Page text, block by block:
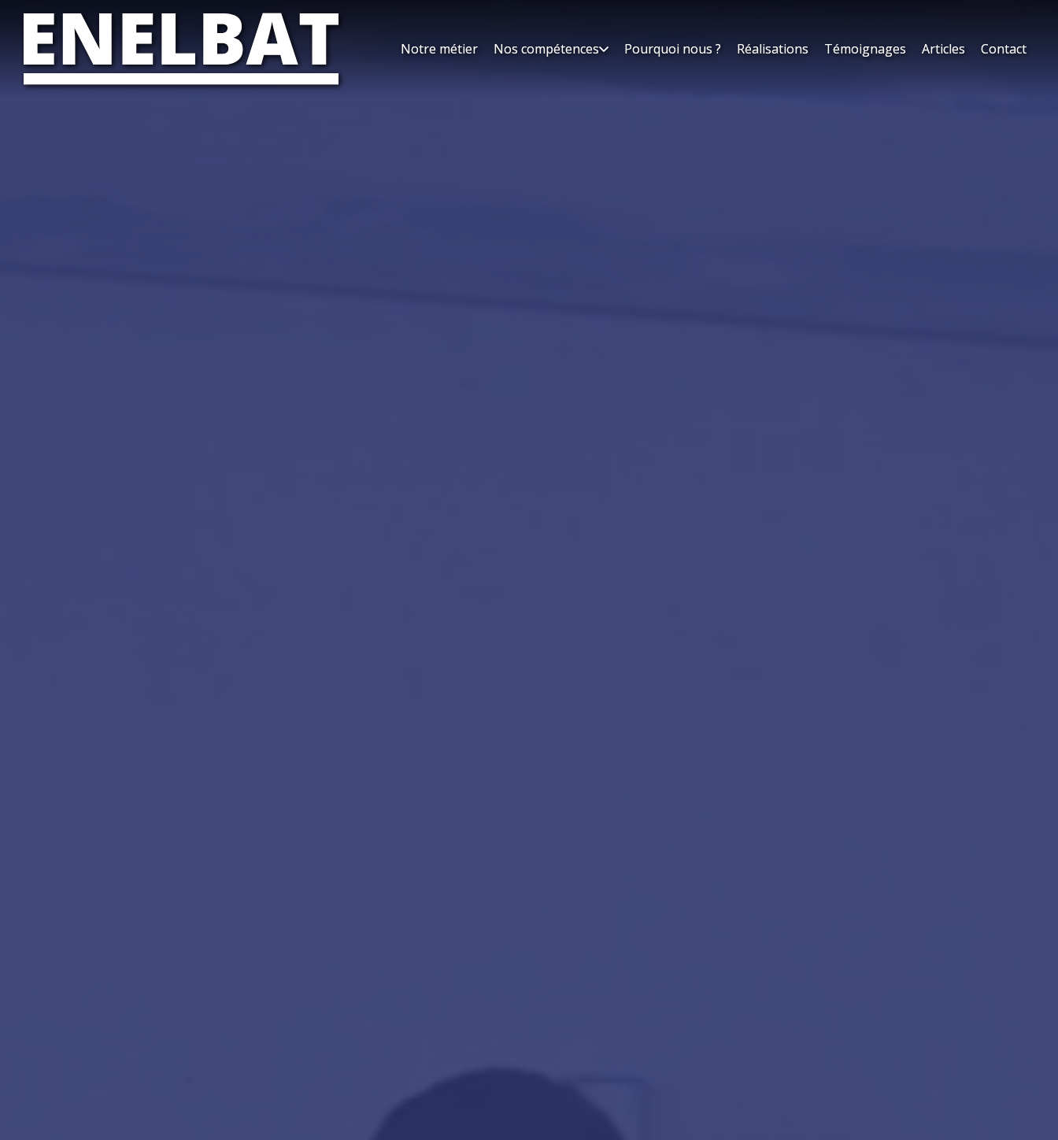
Notre métier Nos compétences Pourquoi nous ? Réalisations Témoignages Articles Contact
Notre métier Nos compétences Pourquoi nous ? Réalisations Témoignages Articles Contact